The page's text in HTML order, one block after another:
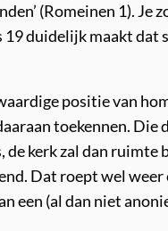
(Romeinen 1). Je
19 duidelijk maakt
positie van
toekennen. Die
de kerk zal dan
Dat roept wel
een (al dan niet